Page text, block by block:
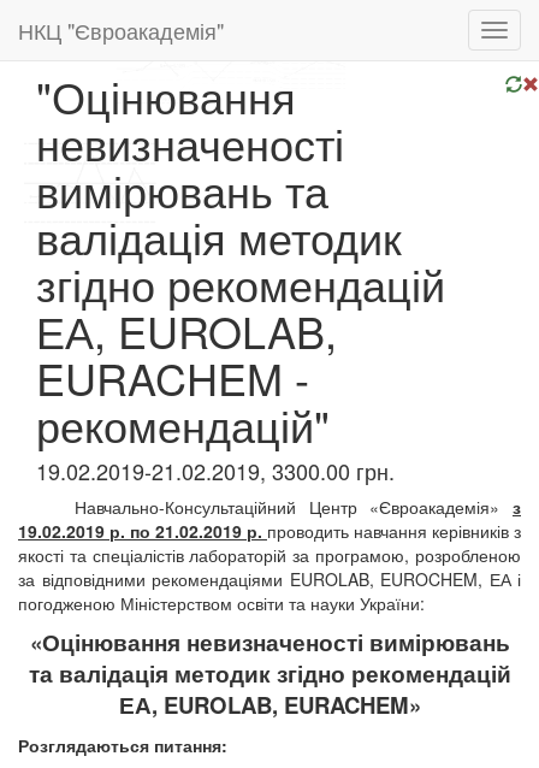
НКЦ "Євроакадемія"
"Оцінювання
невизначеності
вимірювань та
валідація методик
згідно рекомендацій
ЕА, EUROLAB,
EURACHEM -
рекомендацій"
19.02.2019-21.02.2019, 3300.00 грн.
Навчально-Консультаційний Центр «Євроакадемія» з
19.02.2019 р. по 21.02.2019 р. проводить навчання керівників з
якості та спеціалістів лабораторій за програмою, розробленою
за відповідними рекомендаціями EUROLAB, EUROCHEM, ЕА і
погодженою Міністерством освіти та науки України:
«Оцінювання невизначеності вимірювань
та валідація методик згідно рекомендацій
ЕА, EUROLAB, EURACHEM»
Розглядаються питання: